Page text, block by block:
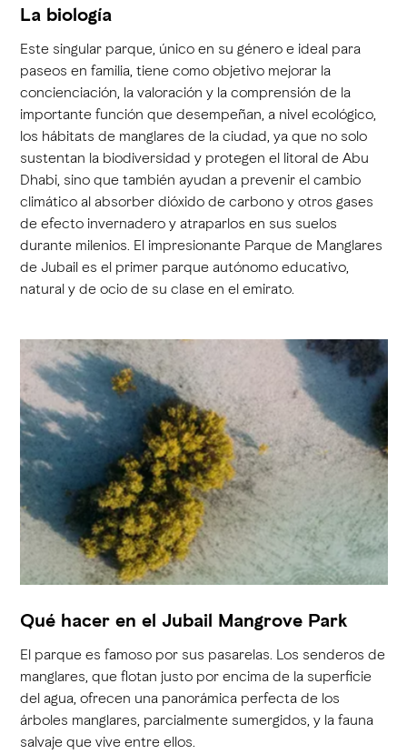
La biología
Este singular parque, único en su género e ideal para
paseos en familia, tiene como objetivo mejorar la
concienciación, la valoración y la comprensión de la
importante función que desempeñan, a nivel ecológico,
los hábitats de manglares de la ciudad, ya que no solo
sustentan la biodiversidad y protegen el litoral de Abu
Dhabi, sino que también ayudan a prevenir el cambio
climático al absorber dióxido de carbono y otros gases
de efecto invernadero y atraparlos en sus suelos
durante milenios. El impresionante Parque de Manglares
de Jubail es el primer parque autónomo educativo,
natural y de ocio de su clase en el emirato.
Qué hacer en el Jubail Mangrove Park
El parque es famoso por sus pasarelas. Los senderos de
manglares, que flotan justo por encima de la superficie
del agua, ofrecen una panorámica perfecta de los
árboles manglares, parcialmente sumergidos, y la fauna
salvaje que vive entre ellos.